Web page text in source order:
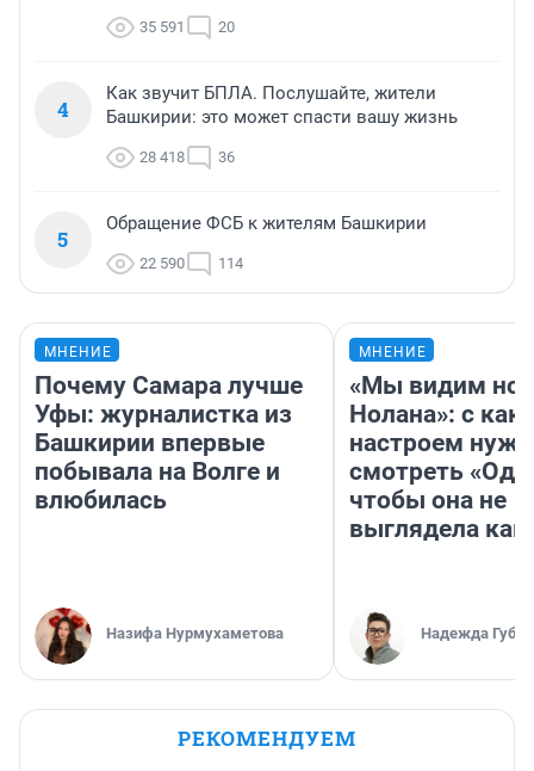
35 591 20
4
Как звучит БПЛА. Послушайте, жители
Башкирии: это может спасти вашу жизнь
28 418 36
5
Обращение ФСБ к жителям Башкирии
22 590 114
МНЕНИЕ
Почему Самара лучше
Уфы: журналистка из
Башкирии впервые
побывала на Волге и
влюбилась
Назифа Нурмухаметова
МНЕНИЕ
«Мы видим
Нолана»: с
настроем
смотреть
чтобы она не
выглядела как
Надежда
РЕКОМЕНДУЕМ